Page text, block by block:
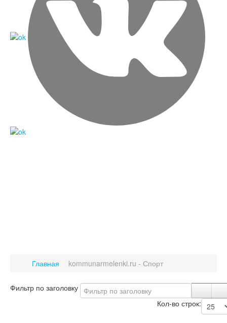
Главная kommunarmelenki.ru - Спорт
Фильтр по заголовку
Кол-во строк: